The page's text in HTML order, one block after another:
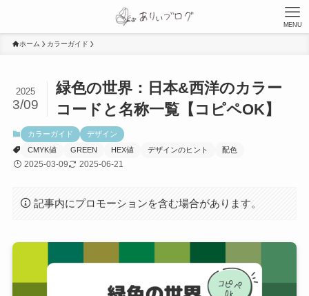
MENU
ホーム カラーガイド
緑色の世界：日本&西洋のカラー
コードと名称一覧【コピペOK】
2025
3/09
カラーガイド
デザイン
CMYK値
GREEN HEX値 デザインのヒント 配色
2025-03-09 2025-06-21
記事内にプロモーションを含む場合があります。